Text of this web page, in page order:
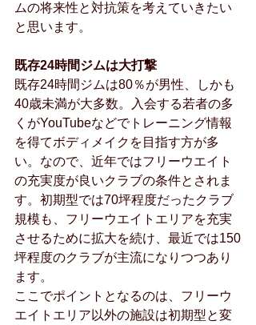
ムの将来性と対抗策を考えていきたい
と思います。
既存24時間ジムは大打撃
既存24時間ジムは80％が男性、しかも
40歳未満が大多数。入会する若者の多
くがYouTubeなどでトレーニング情報
を得てボディメイクを目指す方が多
い。なので、近年ではフリーウエイト
の充実度が良いクラブの条件とされま
す。初期型では70坪程度だったクラブ
規模も、フリーウエイトエリアを充実
させるために拡大を続け、最近では150
坪程度のクラブが主流になりつつあり
ます。
ここでポイントとなるのは、フリーウ
エイトエリア以外の施設は初期型と変